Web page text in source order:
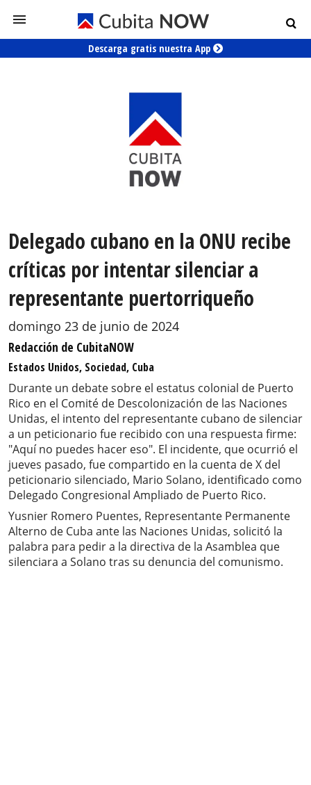
Descarga gratis nuestra App
Delegado cubano en la ONU recibe
críticas por intentar silenciar a
representante puertorriqueño
domingo 23 de junio de 2024
Redacción de CubitaNOW
Estados Unidos, Sociedad, Cuba
Durante un debate sobre el estatus colonial de Puerto
Rico en el Comité de Descolonización de las Naciones
Unidas, el intento del representante cubano de silenciar
a un peticionario fue recibido con una respuesta firme:
"Aquí no puedes hacer eso". El incidente, que ocurrió el
jueves pasado, fue compartido en la cuenta de X del
peticionario silenciado, Mario Solano, identificado como
Delegado Congresional Ampliado de Puerto Rico.
Yusnier Romero Puentes, Representante Permanente
Alterno de Cuba ante las Naciones Unidas, solicitó la
palabra para pedir a la directiva de la Asamblea que
silenciara a Solano tras su denuncia del comunismo.